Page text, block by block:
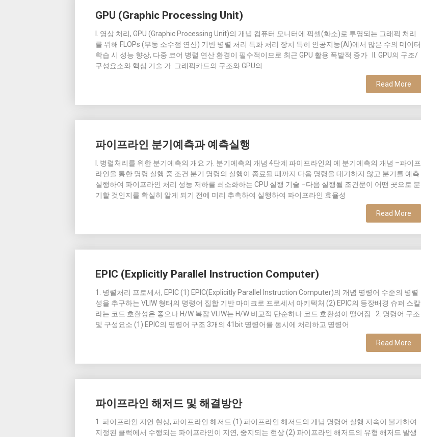
GPU (Graphic Processing Unit)
I. 영상 처리, GPU (Graphic Processing Unit)의 개념 컴퓨터 모니터에 픽셀(화소)로 투영되는 그래픽 처리
를 위해 FLOPs (부동 소수점 연산) 기반 병렬 처리 특화 처리 장치 특히 인공지능(AI)에서 많은 수의 데이터
학습 시 성능 향상, 다중 코어 병렬 연산 환경이 필수적이므로 최근 GPU 활용 폭발적 증가 II. GPU의 구조/
구성요소와 핵심 기술 가. 그래픽카드의 구조와 GPU의
Read More
파이프라인 분기예측과 예측실행
I. 병렬처리를 위한 분기예측의 개요 가. 분기예측의 개념 4단계 파이프라인의 예 분기예측의 개념 –파이프
라인을 통한 명령 실행 중 조건 분기 명령의 실행이 종료될 때까지 다음 명령을 대기하지 않고 분기를 예측
실행하여 파이프라인 처리 성능 저하를 최소화하는 CPU 실행 기술 –다음 실행될 조건문이 어떤 곳으로 분
기할 것인지를 확실히 알게 되기 전에 미리 추측하여 실행하여 파이프라인 효율성
Read More
EPIC (Explicitly Parallel Instruction Computer)
1. 병렬처리 프로세서, EPIC (1) EPIC(Explicitly Parallel Instruction Computer)의 개념 명령어 수준의 병렬
성을 추구하는 VLIW 형태의 명령어 집합 기반 마이크로 프로세서 아키텍처 (2) EPIC의 등장배경 슈퍼 스칼
라는 코드 호환성은 좋으나 H/W 복잡 VLIW는 H/W 비교적 단순하나 코드 호환성이 떨어짐 2. 명령어 구조
및 구성요소 (1) EPIC의 명령어 구조 3개의 41bit 명령어를 동시에 처리하고 명령어
Read More
파이프라인 해저드 및 해결방안
1. 파이프라인 지연 현상, 파이프라인 해저드 (1) 파이프라인 해저드의 개념 명령어 실행 지속이 불가하여
지정된 클럭에서 수행되는 파이프라인이 지연, 중지되는 현상 (2) 파이프라인 해저드의 유형 해저드 발생